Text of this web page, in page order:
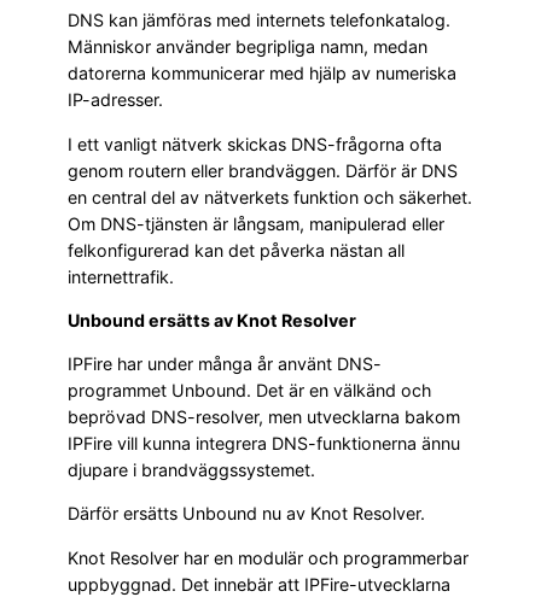
DNS kan jämföras med internets telefonkatalog.
Människor använder begripliga namn, medan
datorerna kommunicerar med hjälp av numeriska
IP-adresser.
I ett vanligt nätverk skickas DNS-frågorna ofta
genom routern eller brandväggen. Därför är DNS
en central del av nätverkets funktion och säkerhet.
Om DNS-tjänsten är långsam, manipulerad eller
felkonfigurerad kan det påverka nästan all
internettrafik.
Unbound ersätts av Knot Resolver
IPFire har under många år använt DNS-
programmet Unbound. Det är en välkänd och
beprövad DNS-resolver, men utvecklarna bakom
IPFire vill kunna integrera DNS-funktionerna ännu
djupare i brandväggssystemet.
Därför ersätts Unbound nu av Knot Resolver.
Knot Resolver har en modulär och programmerbar
uppbyggnad. Det innebär att IPFire-utvecklarna